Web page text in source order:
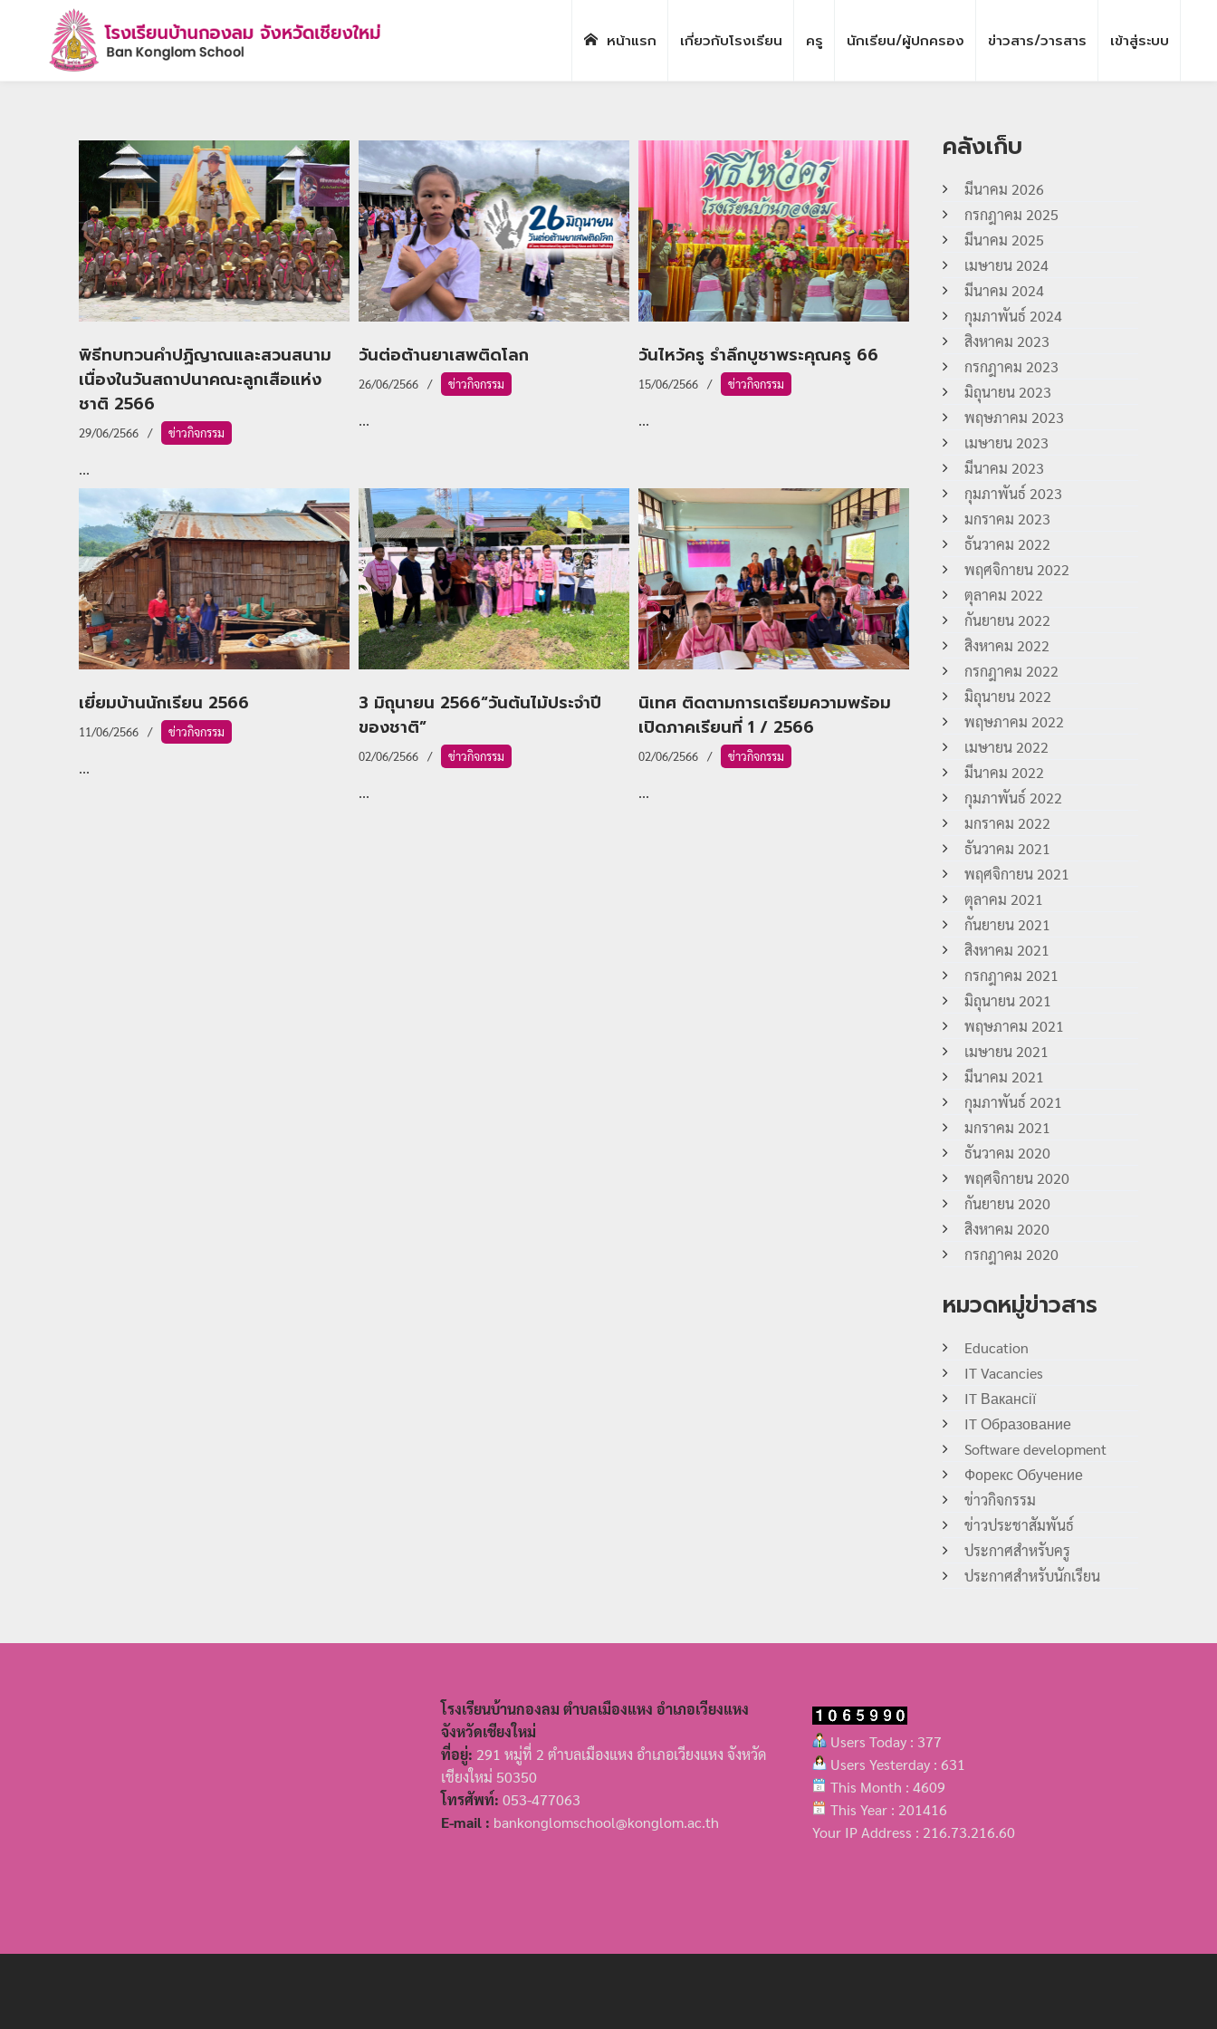
หน้าแรก เกี่ยวกับโรงเรียน ครู นักเรียน/ผู้ปกครอง ข่าวสาร/วารสาร เข้าสู่ระบบ
พิธีทบทวนคำปฏิญาณและสวนสนาม
เนื่องในวันสถาปนาคณะลูกเสือแห่ง
ชาติ 2566
29/06/2566 ข่าวกิจกรรม
...
วันต่อต้านยาเสพติดโลก
26/06/2566 ข่าวกิจกรรม
...
วันไหว้ครู รำลึกบูชาพระคุณครู 66
15/06/2566 ข่าวกิจกรรม
...
เยี่ยมบ้านนักเรียน 2566
11/06/2566 ข่าวกิจกรรม
...
3 มิถุนายน 2566“วันต้นไม้ประจำปี
ของชาติ”
02/06/2566 ข่าวกิจกรรม
...
นิเทศ ติดตามการเตรียมความพร้อม
เปิดภาคเรียนที่ 1 / 2566
02/06/2566 ข่าวกิจกรรม
...
คลังเก็บ
มีนาคม 2026
กรกฎาคม 2025
มีนาคม 2025
เมษายน 2024
มีนาคม 2024
กุมภาพันธ์ 2024
สิงหาคม 2023
กรกฎาคม 2023
มิถุนายน 2023
พฤษภาคม 2023
เมษายน 2023
มีนาคม 2023
กุมภาพันธ์ 2023
มกราคม 2023
ธันวาคม 2022
พฤศจิกายน 2022
ตุลาคม 2022
กันยายน 2022
สิงหาคม 2022
กรกฎาคม 2022
มิถุนายน 2022
พฤษภาคม 2022
เมษายน 2022
มีนาคม 2022
กุมภาพันธ์ 2022
มกราคม 2022
ธันวาคม 2021
พฤศจิกายน 2021
ตุลาคม 2021
กันยายน 2021
สิงหาคม 2021
กรกฎาคม 2021
มิถุนายน 2021
พฤษภาคม 2021
เมษายน 2021
มีนาคม 2021
กุมภาพันธ์ 2021
มกราคม 2021
ธันวาคม 2020
พฤศจิกายน 2020
กันยายน 2020
สิงหาคม 2020
กรกฎาคม 2020
หมวดหมู่ข่าวสาร
Education
IT Vacancies
IT Вакансії
IT Образование
Software development
Форекс Обучение
ข่าวกิจกรรม
ข่าวประชาสัมพันธ์
ประกาศสำหรับครู
ประกาศสำหรับนักเรียน
โรงเรียนบ้านกองลม ตำบลเมืองแหง อำเภอเวียงแหง
จังหวัดเชียงใหม่
ที่อยู่: 291 หมู่ที่ 2 ตำบลเมืองแหง อำเภอเวียงแหง จังหวัด
เชียงใหม่ 50350
โทรศัพท์: 053-477063
E-mail : bankonglomschool@konglom.ac.th
Users Today : 377
Users Yesterday : 631
This Month : 4609
This Year : 201416
Your IP Address : 216.73.216.60